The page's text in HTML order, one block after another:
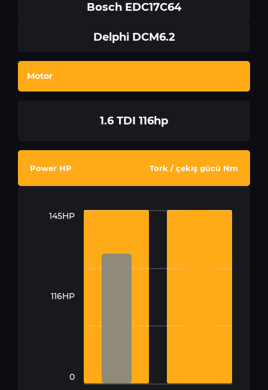
Bosch EDC17C64
Delphi DCM6.2
Motor
1.6 TDI 116hp
Power HP Tork / çekiş gücü Nm
145HP
116HP
0